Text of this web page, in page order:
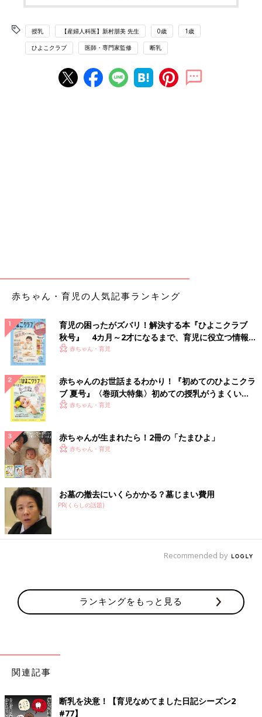
授乳 【産婦人科医】新村朋美 先生 0歳 1歳
ひよこクラブ 医師・専門家監修 断乳
赤ちゃん・育児の人気記事ランキング
育児の困ったがズバリ！解決する本『ひよこクラブ
秋号』 4カ月～2才になるまで、育児に役立つ情報が
いっぱい！
赤ちゃん・育児
赤ちゃんのお世話まるわかり！『初めてのひよこクラ
ブ 夏号』〈巻頭大特集〉初めての授乳がうまくい
く！ おっぱい・ミルクの基本と夏のトラブル 解決テ
赤ちゃん・育児
赤ちゃんが生まれたら！2冊の「たまひよ」
赤ちゃん・育児
お墓の撤去にいくらかかる？墓じまい費用
PR(くらしの話題)
Recommended by
ランキングをもっと見る
関連記事
断乳を決意！【育児なめてました日記シーズン2
#77】